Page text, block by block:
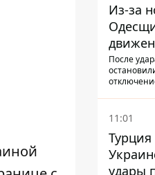
Из-за
Маяках
ГНСУ
После
11:01
удары